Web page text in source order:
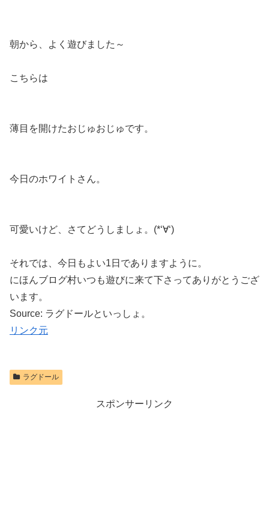
朝から、よく遊びました～
こちらは
薄目を開けたおじゅおじゅです。
今日のホワイトさん。
可愛いけど、さてどうしましょ。(*‘∀‘)
それでは、今日もよい1日でありますように。
にほんブログ村いつも遊びに来て下さってありがとうござ
います。
Source: ラグドールといっしょ。
リンク元
ラグドール
スポンサーリンク